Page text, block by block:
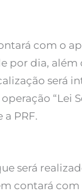
com o
por dia, além
será
“Lei
a PRF.
será
contará